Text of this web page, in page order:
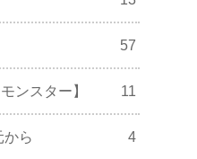
57
ンスター】 11
から 4